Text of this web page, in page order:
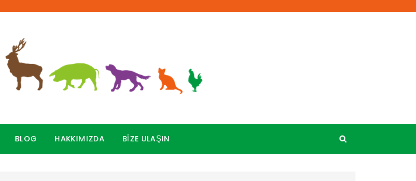
BLOG HAKKIMIZDA BİZE ULAŞIN